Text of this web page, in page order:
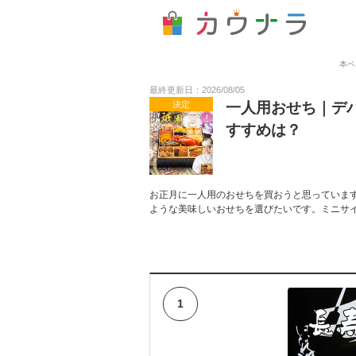
本
最終更新日：2026/08/05
決定
一人用おせち｜デ
すすめは？
お正月に一人用のおせちを買おうと思ってい
ような美味しいおせちを選びたいです。ミニ
1